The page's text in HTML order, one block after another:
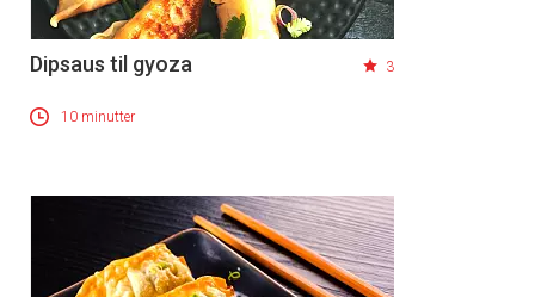
Dipsaus til gyoza 3
10 minutter